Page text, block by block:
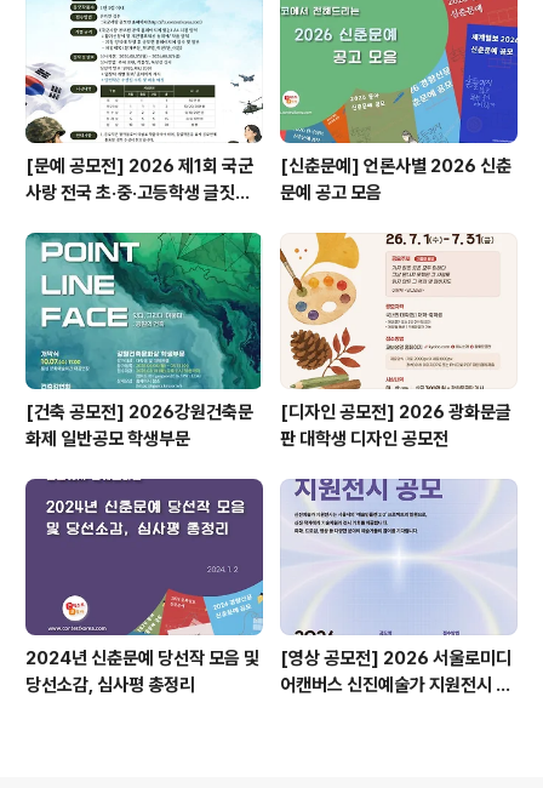
[문예 공모전] 2026 제1회 국군
사랑 전국 초·중·고등학생 글짓기
[신춘문예] 언론사별 2026 신춘
문예 공고 모음
[건축 공모전] 2026강원건축문
화제 일반공모 학생부문
[디자인 공모전] 2026 광화문글
판 대학생 디자인 공모전
2024년 신춘문예 당선작 모음 및
당선소감, 심사평 총정리
[영상 공모전] 2026 서울로미디
어캔버스 신진예술가 지원전시 공